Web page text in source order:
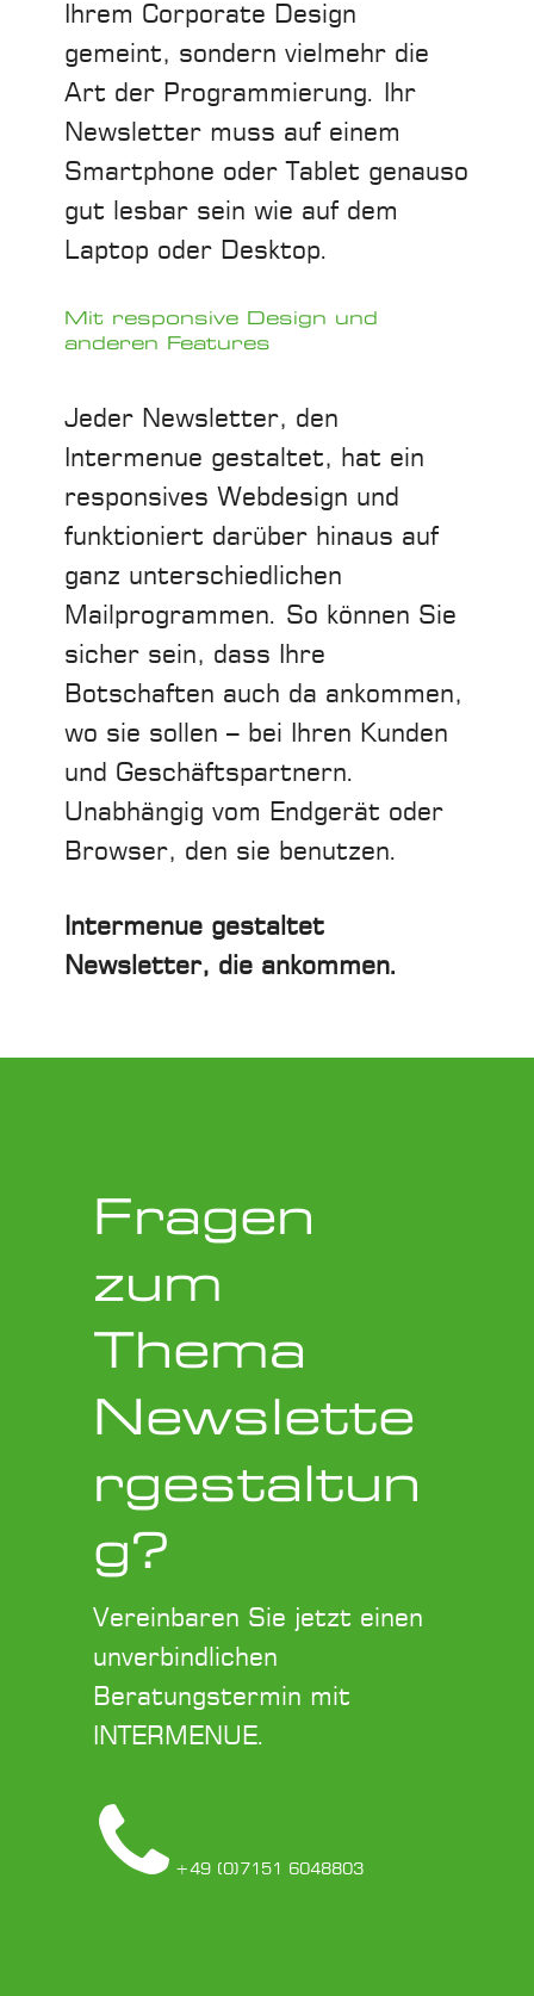
Ihrem Corporate Design
gemeint, sondern vielmehr die
Art der Programmierung. Ihr
Newsletter muss auf einem
Smartphone oder Tablet genauso
gut lesbar sein wie auf dem
Laptop oder Desktop.
Mit responsive Design und
anderen Features
Jeder Newsletter, den
Intermenue gestaltet, hat ein
responsives Webdesign und
funktioniert darüber hinaus auf
ganz unterschiedlichen
Mailprogrammen. So können Sie
sicher sein, dass Ihre
Botschaften auch da ankommen,
wo sie sollen – bei Ihren Kunden
und Geschäftspartnern.
Unabhängig vom Endgerät oder
Browser, den sie benutzen.
Intermenue gestaltet
Newsletter, die ankommen.
Fragen
zum
Thema
Newslette
rgestaltun
g?
Vereinbaren Sie jetzt einen
unverbindlichen
Beratungstermin mit
INTERMENUE.
+49 (0)7151 6048803